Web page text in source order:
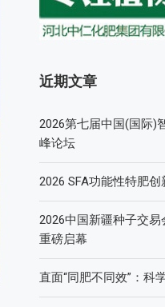
近期文章
2026第七届中国(国际)
峰论坛
2026 SFA功能性特肥
2026中国新疆种子交
重磅启幕
直面“同肥不同效”：科